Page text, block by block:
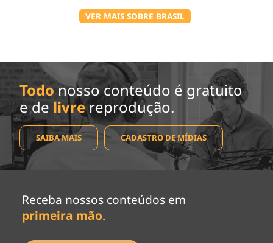
VER MAIS SOBRE BRASIL
Todo nosso conteúdo é gratuito
e de livrereprodução.
SAIBA MAIS CADASTRO DE MÍDIAS
Receba nossos conteúdos em
primeira mão.